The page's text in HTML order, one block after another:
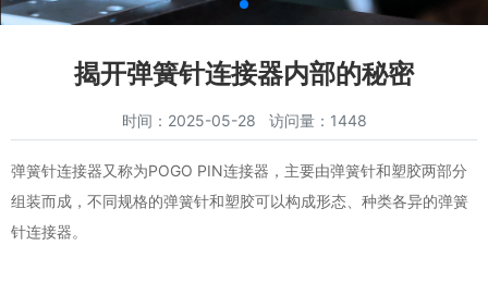
揭开弹簧针连接器内部的秘密
时间：2025-05-28 访问量：1448
弹簧针连接器又称为POGO PIN连接器，主要由弹簧针和塑胶两部分
组装而成，不同规格的弹簧针和塑胶可以构成形态、种类各异的弹簧
针连接器。